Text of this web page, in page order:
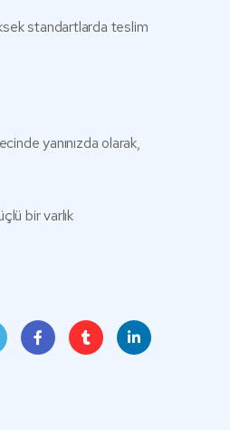
standartlarda teslim
yanınızda olarak,
bir varlık